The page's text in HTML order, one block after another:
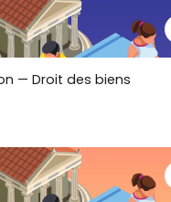
— Droit des biens